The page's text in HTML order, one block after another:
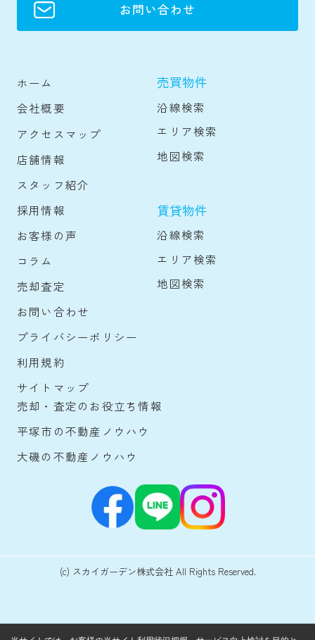
お問い合わせ
ホーム
会社概要
アクセスマップ
店舗情報
スタッフ紹介
採用情報
お客様の声
コラム
売却査定
お問い合わせ
プライバシーポリシー
利用規約
サイトマップ
売買物件
沿線検索
エリア検索
地図検索
賃貸物件
沿線検索
エリア検索
地図検索
売却・査定のお役立ち情報
平塚市の不動産ノウハウ
大磯の不動産ノウハウ
(c) スカイガーデン株式会社 All Rights Reserved.